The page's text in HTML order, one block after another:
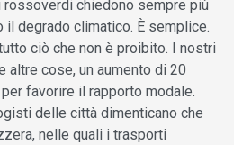
chiedono sempre più
il degrado climatico. È semplice.
ciò che non è proibito. I nostri
altre cose, un aumento di 20
favorire il rapporto modale.
delle città dimenticano che
nelle quali i trasporti